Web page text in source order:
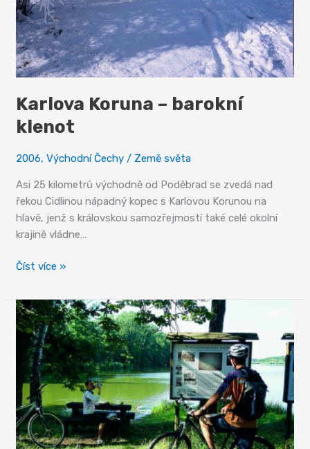
Karlova Koruna – barokní
klenot
2006,Východní Čechy / Země světa
Asi 25 kilometrů východně od Poděbrad se zvedá nad
řekou Cidlinou nápadný kopec s Karlovou Korunou na
hlavě, jenž s královskou samozřejmostí také celé okolní
krajině vládne…
Karlova
–
barokní
klenot
Číst více »